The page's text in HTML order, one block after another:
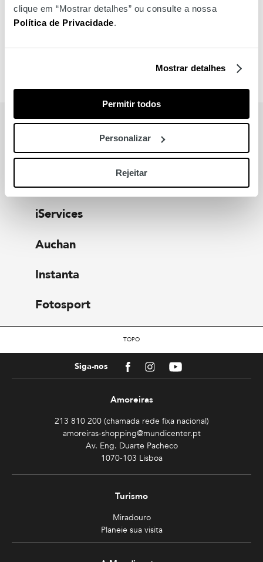
clique em “Mostrar detalhes” ou consulte a nossa
Política de Privacidade.
Mostrar detalhes
Permitir todos
Personalizar
Rejeitar
MARCAS
iServices
Auchan
Instanta
Fotosport
TOPO
Siga-nos FacebookInstagramYoutube
Amoreiras
213 810 200 (chamada rede fixa nacional)
amoreiras-shopping@mundicenter.pt
Av. Eng. Duarte Pacheco
1070-103 Lisboa
Turismo
Miradouro
Planeie sua visita